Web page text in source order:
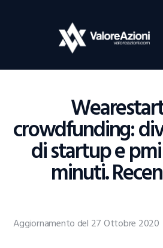
crowdfunding:
di startup e
minuti.
Home
Investimenti
Borsa
Guide Al Trading
Criptovalute
Aggiornamento del 27 Ottobre 2020